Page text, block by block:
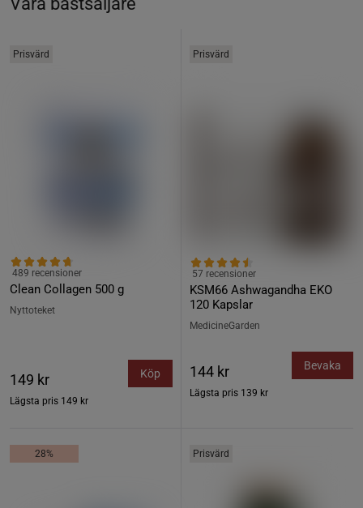
Prisvärd
Clean Collagen 500 g
489 recensioner
Nyttoteket
149 kr
Lägsta pris 149 kr
Köp
Prisvärd
KSM66 Ashwagandha EKO
120 Kapslar
57 recensioner
MedicineGarden
144 kr
Lägsta pris 139 kr
Bevaka
28% Prisvärd